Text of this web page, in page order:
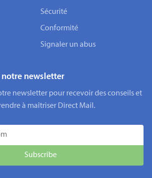
Sécurité
Conformité
Signaler un abus
newsletter
newsletter pour recevoir des conseils et
à maîtriser Direct Mail.